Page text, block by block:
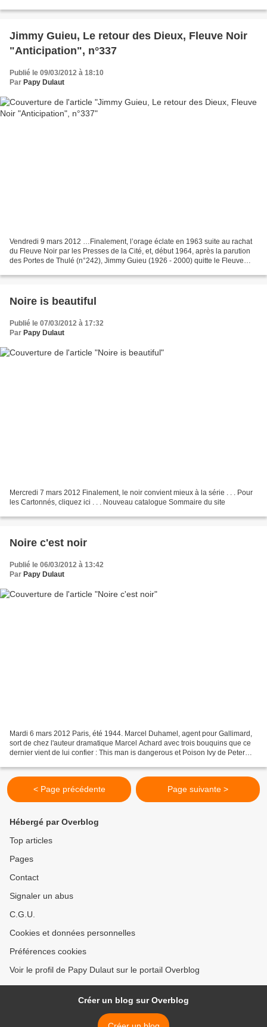
Jimmy Guieu, Le retour des Dieux, Fleuve Noir
"Anticipation", n°337
Publié le 09/03/2012 à 18:10
Par Papy Dulaut
Vendredi 9 mars 2012 …Finalement, l’orage éclate en 1963 suite au rachat
du Fleuve Noir par les Presses de la Cité, et, début 1964, après la parution
des Portes de Thulé (n°242), Jimmy Guieu (1926 - 2000) quitte le Fleuve
Noire is beautiful
Publié le 07/03/2012 à 17:32
Par Papy Dulaut
Mercredi 7 mars 2012 Finalement, le noir convient mieux à la série . . . Pour
les Cartonnés, cliquez ici . . . Nouveau catalogue Sommaire du site
Noire c'est noir
Publié le 06/03/2012 à 13:42
Par Papy Dulaut
Mardi 6 mars 2012 Paris, été 1944. Marcel Duhamel, agent pour Gallimard,
sort de chez l'auteur dramatique Marcel Achard avec trois bouquins que ce
dernier vient de lui confier : This man is dangerous et Poison Ivy de Peter
< Page précédente Page suivante >
Hébergé par Overblog
Top articles
Pages
Contact
Signaler un abus
C.G.U.
Cookies et données personnelles
Préférences cookies
Voir le profil de Papy Dulaut sur le portail Overblog
Créer un blog sur Overblog